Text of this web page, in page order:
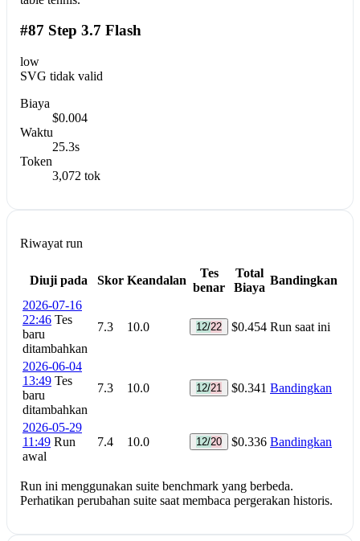
#87 Step 3.7 Flash
low
SVG tidak valid
Biaya
$0.004
Waktu
25.3s
Token
3,072 tok
Riwayat run
Diuji pada Skor Keandalan
Tes
benar
Total
Biaya
Bandingkan
2026-07-16
22:46 Tes
baru
ditambahkan
7.3 10.0 12/22 $0.454 Run saat ini
2026-06-04
13:49 Tes
baru
ditambahkan
7.3 10.0 12/21 $0.341 Bandingkan
2026-05-29
11:49 Run
awal
7.4 10.0 12/20 $0.336 Bandingkan
Run ini menggunakan suite benchmark yang berbeda.
Perhatikan perubahan suite saat membaca pergerakan historis.